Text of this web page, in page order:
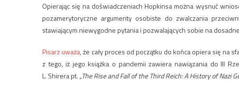
Opierając się na doświadczeniach Hopkinsa można wysnuć
pozamerytoryczne argumenty osobiste do zwalczania
stawiającym niewygodne pytania i pozwalających sobie na
Pisarz uważa, że cały proces od początku do końca opiera się na
z tego, iż jego książka o pandemii zawiera nawiązania do III
L. Shirera pt. „The Rise and Fall of the Third Reich: A History of Nazi